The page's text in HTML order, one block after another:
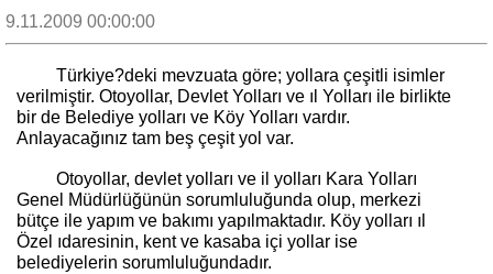
9.11.2009 00:00:00
Türkiye?deki mevzuata göre; yollara çeşitli isimler
verilmiştir. Otoyollar, Devlet Yolları ve ıl Yolları ile birlikte
bir de Belediye yolları ve Köy Yolları vardır.
Anlayacağınız tam beş çeşit yol var.
Otoyollar, devlet yolları ve il yolları Kara Yolları
Genel Müdürlüğünün sorumluluğunda olup, merkezi
bütçe ile yapım ve bakımı yapılmaktadır. Köy yolları ıl
Özel ıdaresinin, kent ve kasaba içi yollar ise
belediyelerin sorumluluğundadır.